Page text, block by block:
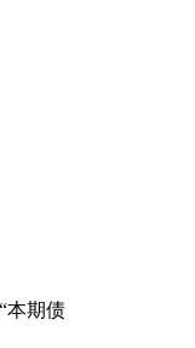
本期债